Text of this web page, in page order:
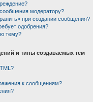
модератору?
при создании сообщения?
одобрения?
тему?
и типы создаваемых тем
к сообщениям?